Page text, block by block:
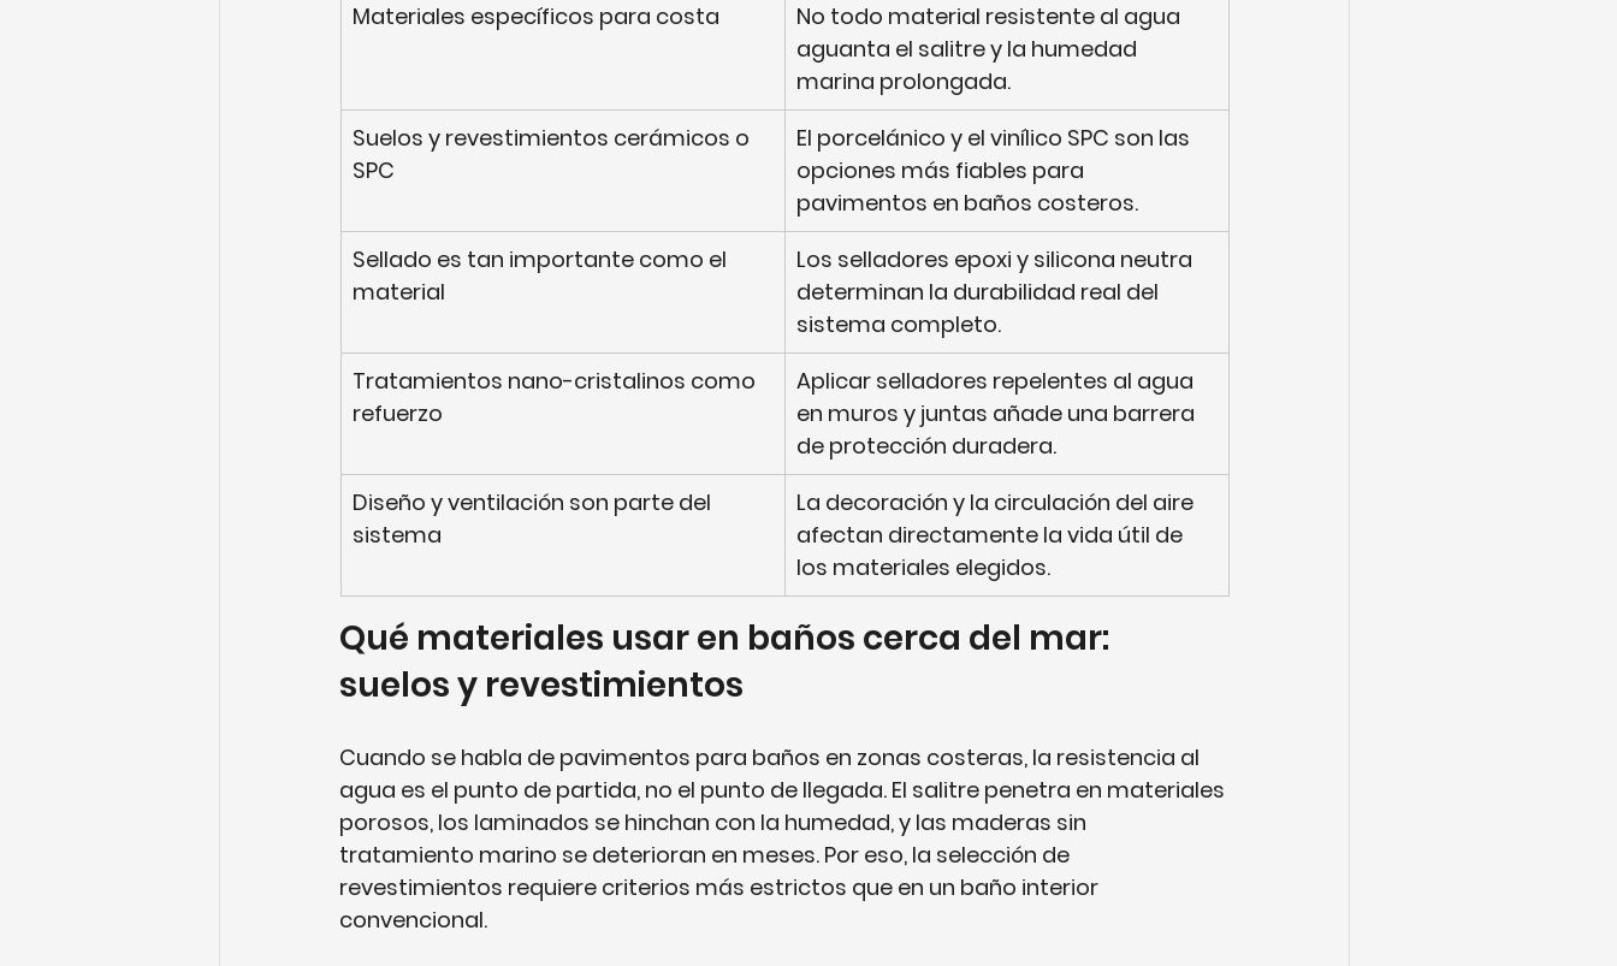
Materiales específicos para costa
No todo material resistente al agua
aguanta el salitre y la humedad
marina prolongada.
Suelos y revestimientos cerámicos o
SPC
El porcelánico y el vinílico SPC son las
opciones más fiables para
pavimentos en baños costeros.
Sellado es tan importante como el
material
Los selladores epoxi y silicona neutra
determinan la durabilidad real del
sistema completo.
Tratamientos nano-cristalinos como
refuerzo
Aplicar selladores repelentes al agua
en muros y juntas añade una barrera
de protección duradera.
Diseño y ventilación son parte del
sistema
La decoración y la circulación del aire
afectan directamente la vida útil de
los materiales elegidos.
Qué materiales usar en baños cerca del mar:
suelos y revestimientos
Cuando se habla de pavimentos para baños en zonas costeras, la resistencia al
agua es el punto de partida, no el punto de llegada. El salitre penetra en materiales
porosos, los laminados se hinchan con la humedad, y las maderas sin
tratamiento marino se deterioran en meses. Por eso, la selección de
revestimientos requiere criterios más estrictos que en un baño interior
convencional.